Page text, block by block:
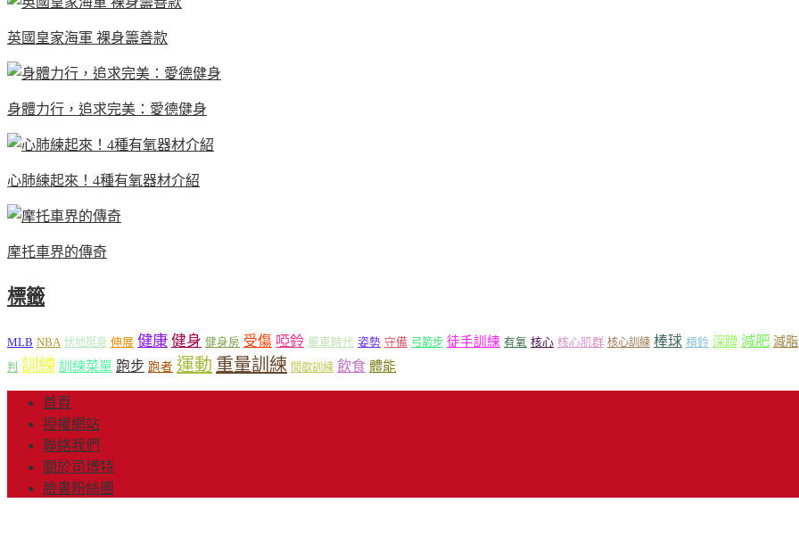
英國皇家海軍 裸身籌善款
身體力行，追求完美：愛德健身
心肺練起來！4種有氧器材介紹
摩托車界的傳奇
標籤
MLB NBA 伏地挺身 伸展 健康 健身 健身房 受傷 啞鈴 單車時代 姿勢 守備 弓箭步 徒手訓練 有氧 核心 核心肌群 核心訓練 棒球 槓鈴 深蹲 減肥 減脂
判 訓練 訓練菜單 跑步 跑者 運動 重量訓練 間歇訓練 飲食 體能
首頁
授權網站
聯絡我們
關於司博特
臉書粉絲團